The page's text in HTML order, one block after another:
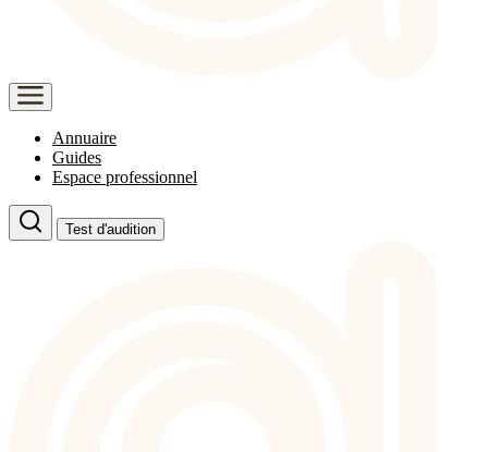
Annuaire
Guides
Espace professionnel
Test d'audition